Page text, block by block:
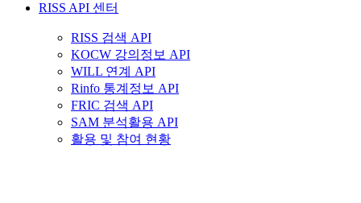
RISS API 센터
RISS 검색 API
KOCW 강의정보 API
WILL 연계 API
Rinfo 통계정보 API
FRIC 검색 API
SAM 분석활용 API
활용 및 참여 현황